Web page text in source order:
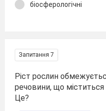
біосферологічні
Запитання 7
Ріст рослин
речовини, що міститься
Це?